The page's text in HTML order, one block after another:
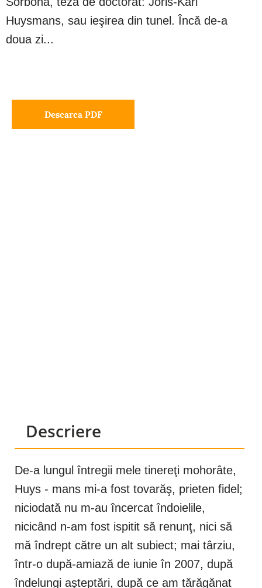
Huysmans, sau ieşirea din tunel. Încă de-a
doua zi...
Descarca PDF
Descriere
De-a lungul întregii mele tinereţi mohorâte,
Huys - mans mi-a fost tovarăş, prieten fidel;
niciodată nu m-au încercat îndoielile,
nicicând n-am fost ispitit să renunţ, nici să
mă îndrept către un alt subiect; mai târziu,
într-o după-amiază de iunie în 2007, după
îndelungi aşteptări, după ce am tărăgănat